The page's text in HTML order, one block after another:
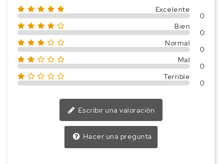
Excelente
0
Bien
0
Normal
0
Mal
0
Terrible
0
Escribir una valoración
Hacer una pregunta